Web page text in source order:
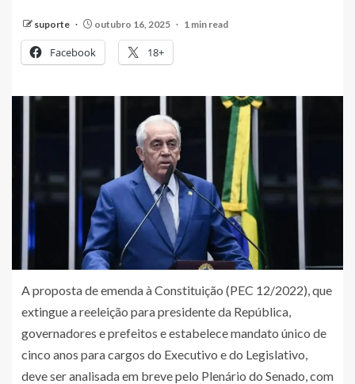
suporte outubro 16, 2025 1 min read
Facebook 18+
A proposta de emenda à Constituição (PEC 12/2022), que
extingue a reeleição para presidente da República,
governadores e prefeitos e estabelece mandato único de
cinco anos para cargos do Executivo e do Legislativo,
deve ser analisada em breve pelo Plenário do Senado, com